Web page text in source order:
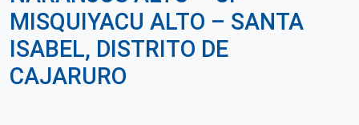
MISQUIYACU ALTO – SANTA
ISABEL, DISTRITO DE
CAJARURO